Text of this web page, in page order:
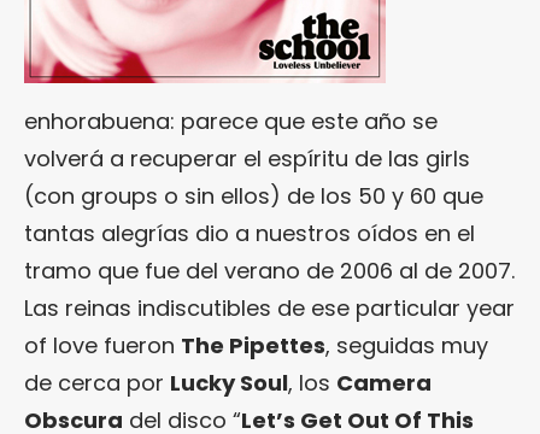
enhorabuena: parece que este año se
volverá a recuperar el espíritu de las girls
(con groups o sin ellos) de los 50 y 60 que
tantas alegrías dio a nuestros oídos en el
tramo que fue del verano de 2006 al de 2007.
Las reinas indiscutibles de ese particular year
of love fueron The Pipettes, seguidas muy
de cerca por Lucky Soul, los Camera
Obscura del disco “Let’s Get Out Of This